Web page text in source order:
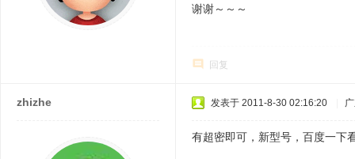
谢谢～～～
回复
zhizhe 发表于 2011-8-30 02:16:20
有超密即可，新型号，百度一下